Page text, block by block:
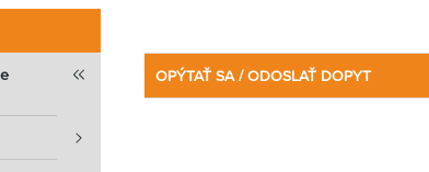
OPÝTAŤ SA / ODOSLAŤ DOPYT